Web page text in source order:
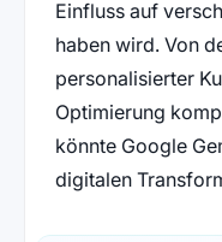
Einfluss auf
haben wird. Von
personalisierter
Optimierung
könnte Google
digitalen